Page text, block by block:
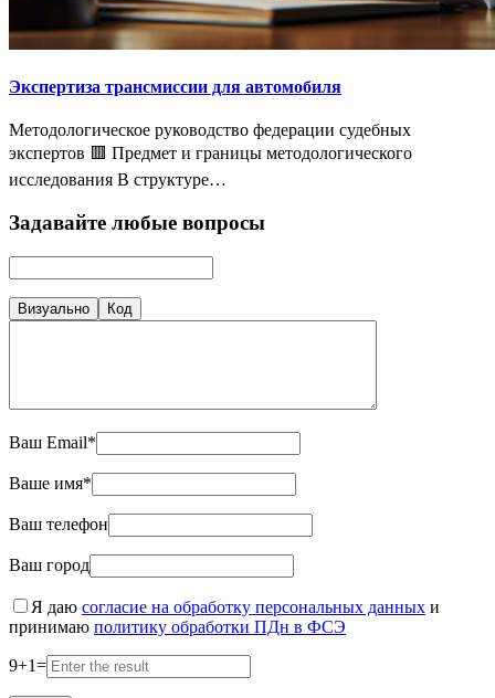
Экспертиза трансмиссии для автомобиля
Методологическое руководство федерации судебных
экспертов 🟥 Предмет и границы методологического
исследования В структуре…
Задавайте любые вопросы
Визуально Код
Ваш Email*
Ваше имя*
Ваш телефон
Ваш город
Я даю согласие на обработку персональных данных и
принимаю политику обработки ПДн в ФСЭ
9+1=